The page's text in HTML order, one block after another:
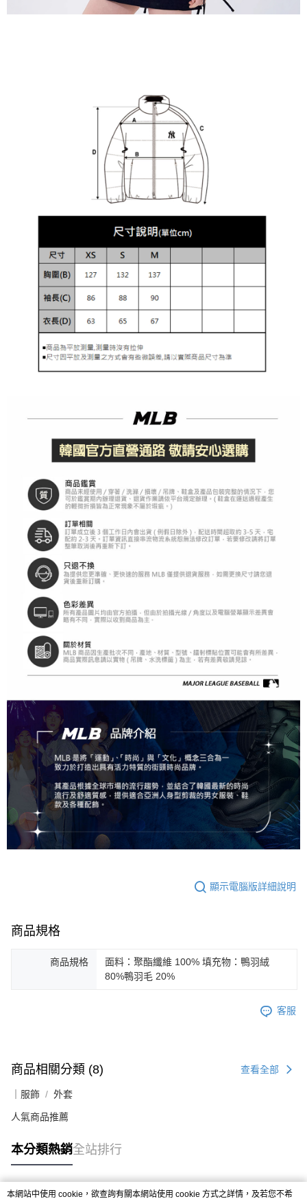
顯示電腦版詳細說明
商品規格
商品規格
面料：聚酯纖維 100% 填充物：鴨羽絨
80%鴨羽毛 20%
客服
商品相關分類 (8) 查看全部
｜服飾 外套
人氣商品推薦
本分類熱銷全站排行
本網站中使用 cookie，欲查詢有關本網站使用 cookie 方式之詳情，及若您不希